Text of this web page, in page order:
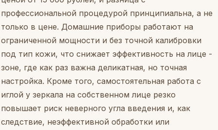
профессиональной процедурой принципиальна, а не
только в цене. Домашние приборы работают на
ограниченной мощности и без точной калибровки
под тип кожи, что снижает эффективность на лице -
зоне, где как раз важна деликатная, но точная
настройка. Кроме того, самостоятельная работа с
иглой у зеркала на собственном лице резко
повышает риск неверного угла введения и, как
следствие, неэффективной обработки или